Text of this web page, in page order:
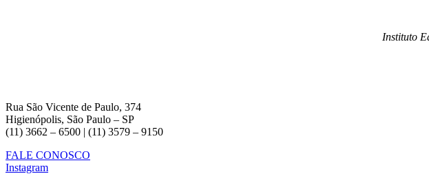
Instituto
Rua São Vicente de Paulo, 374
Higienópolis, São Paulo – SP
(11) 3662 – 6500 | (11) 3579 – 9150
FALE CONOSCO
Instagram